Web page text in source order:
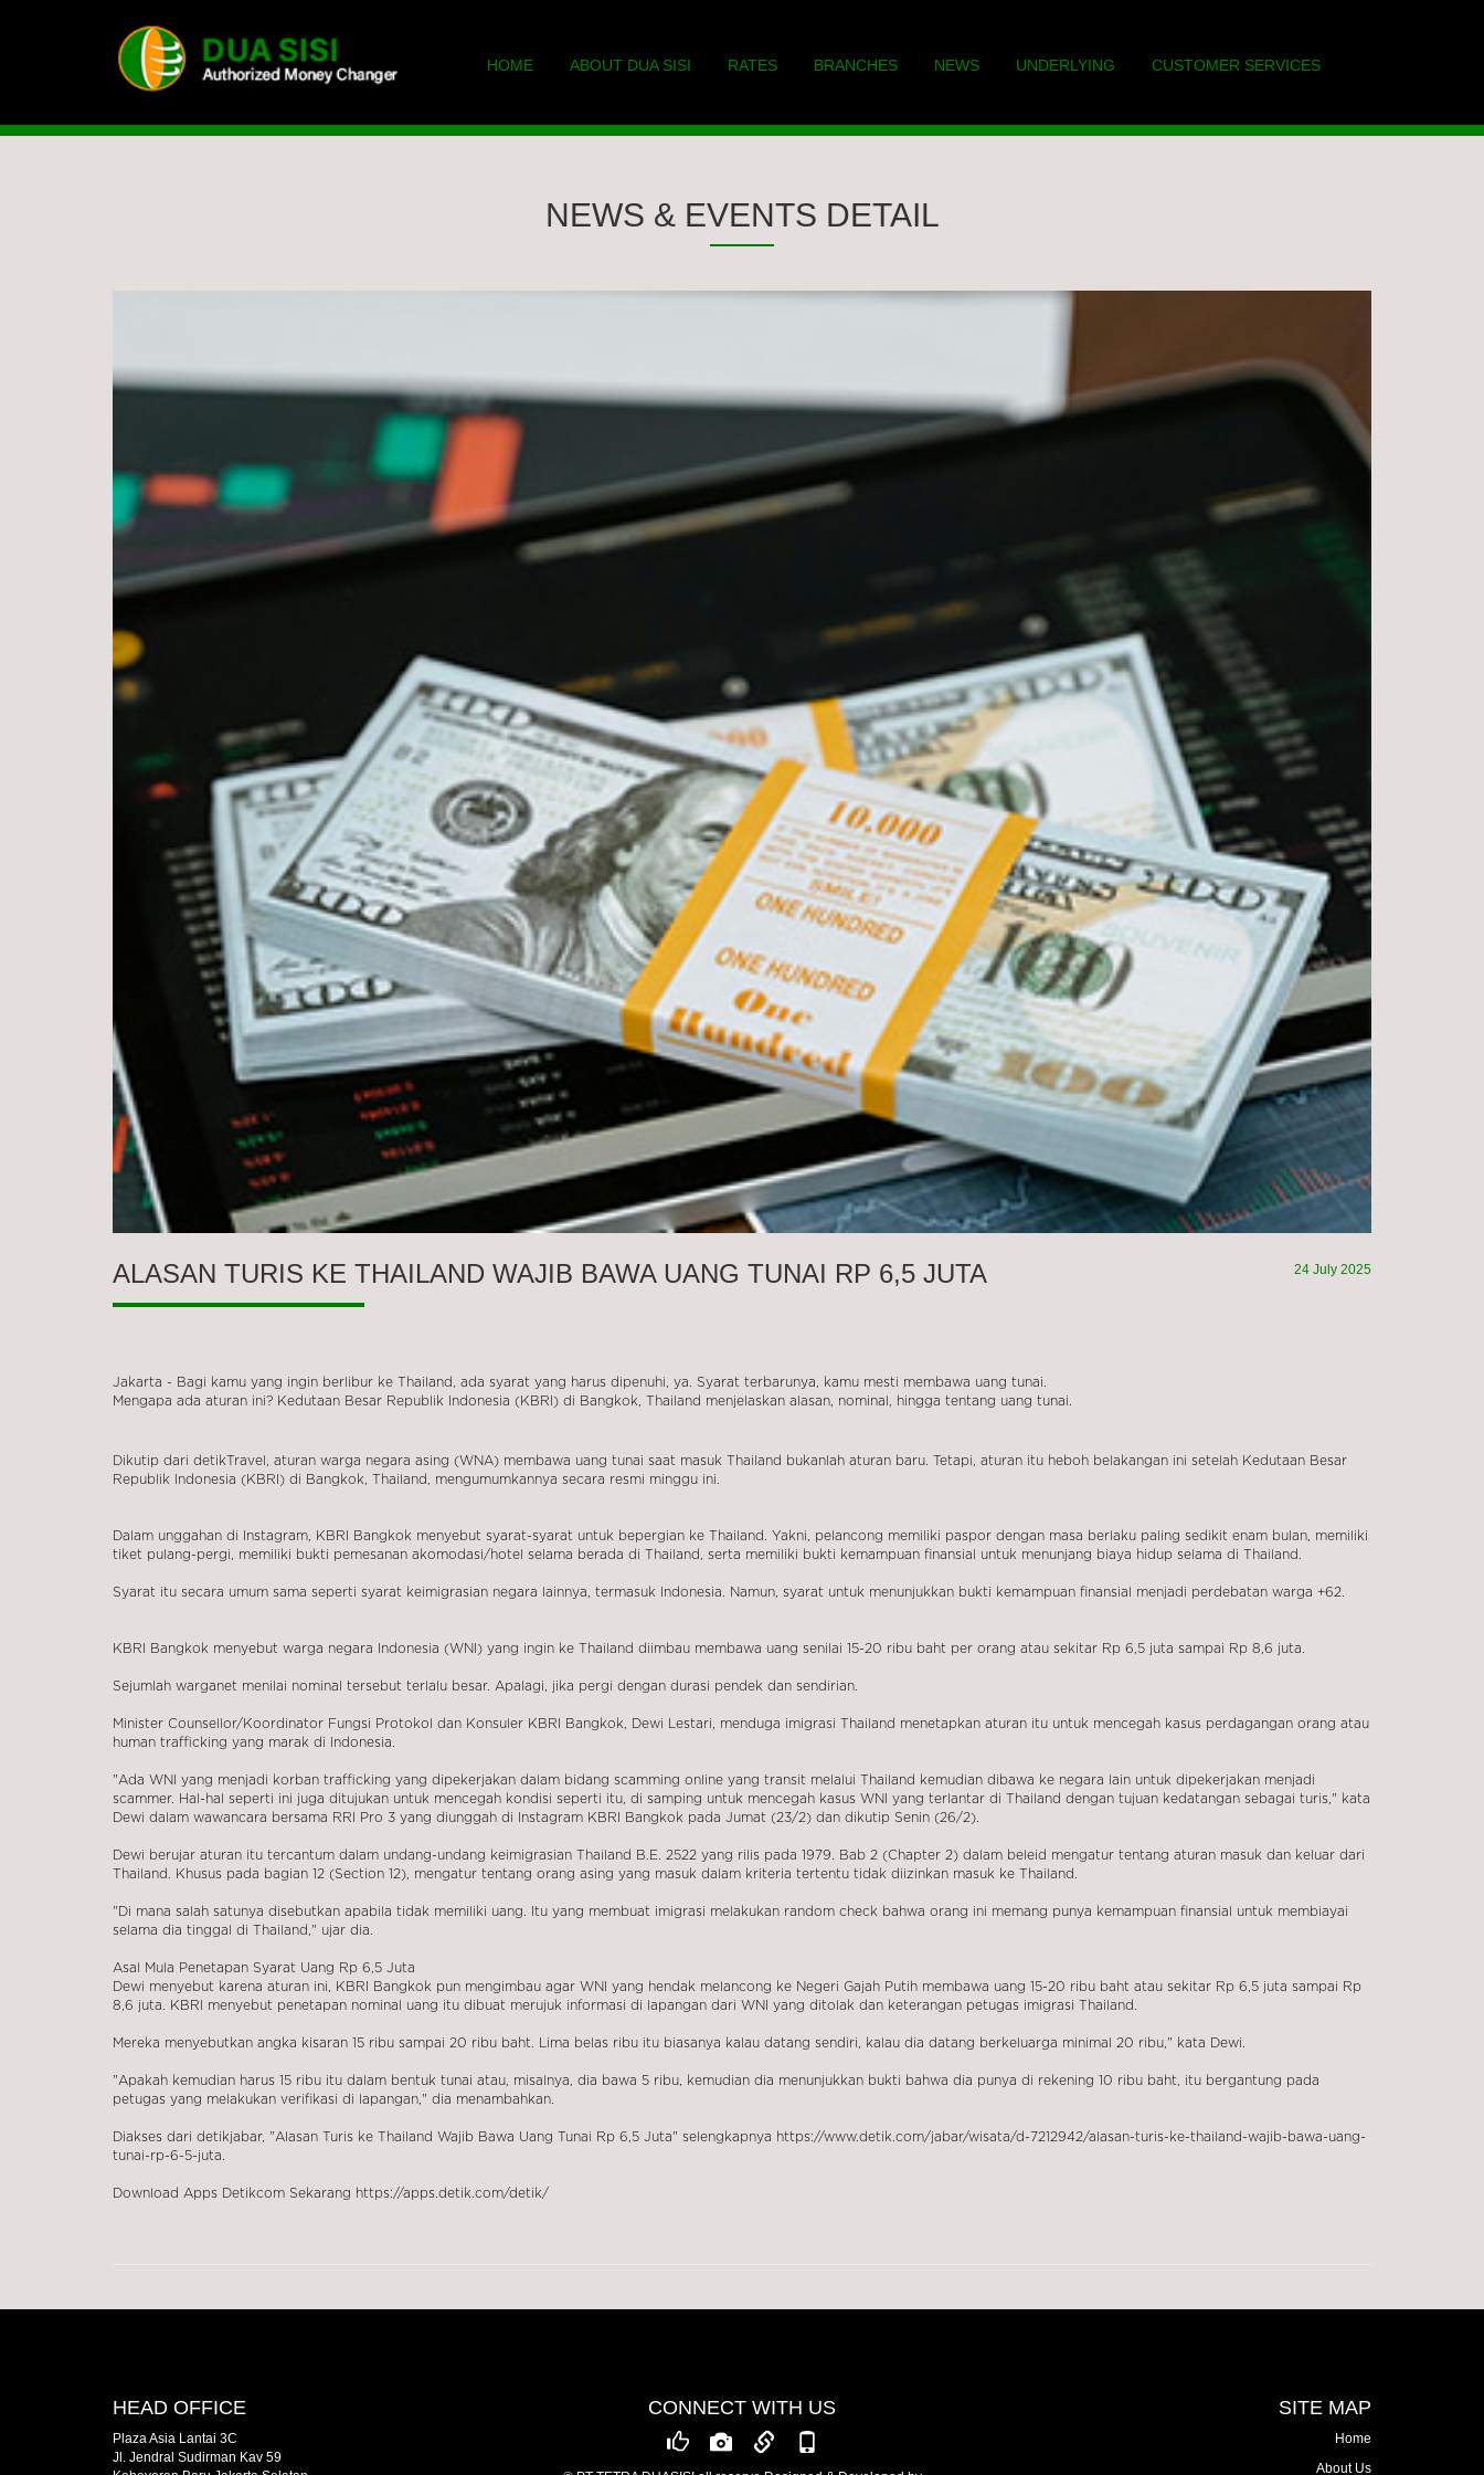
HOME ABOUT DUA SISI RATES BRANCHES NEWS UNDERLYING CUSTOMER SERVICES
NEWS & EVENTS DETAIL
24 July 2025
ALASAN TURIS KE THAILAND WAJIB BAWA UANG TUNAI RP 6,5 JUTA
Jakarta - Bagi kamu yang ingin berlibur ke Thailand, ada syarat yang harus dipenuhi, ya. Syarat terbarunya, kamu mesti membawa uang tunai.
Mengapa ada aturan ini? Kedutaan Besar Republik Indonesia (KBRI) di Bangkok, Thailand menjelaskan alasan, nominal, hingga tentang uang tunai.
Dikutip dari detikTravel, aturan warga negara asing (WNA) membawa uang tunai saat masuk Thailand bukanlah aturan baru. Tetapi, aturan itu heboh belakangan ini setelah Kedutaan Besar
Republik Indonesia (KBRI) di Bangkok, Thailand, mengumumkannya secara resmi minggu ini.
Dalam unggahan di Instagram, KBRI Bangkok menyebut syarat-syarat untuk bepergian ke Thailand. Yakni, pelancong memiliki paspor dengan masa berlaku paling sedikit enam bulan, memiliki
tiket pulang-pergi, memiliki bukti pemesanan akomodasi/hotel selama berada di Thailand, serta memiliki bukti kemampuan finansial untuk menunjang biaya hidup selama di Thailand.
Syarat itu secara umum sama seperti syarat keimigrasian negara lainnya, termasuk Indonesia. Namun, syarat untuk menunjukkan bukti kemampuan finansial menjadi perdebatan warga +62.
KBRI Bangkok menyebut warga negara Indonesia (WNI) yang ingin ke Thailand diimbau membawa uang senilai 15-20 ribu baht per orang atau sekitar Rp 6,5 juta sampai Rp 8,6 juta.
Sejumlah warganet menilai nominal tersebut terlalu besar. Apalagi, jika pergi dengan durasi pendek dan sendirian.
Minister Counsellor/Koordinator Fungsi Protokol dan Konsuler KBRI Bangkok, Dewi Lestari, menduga imigrasi Thailand menetapkan aturan itu untuk mencegah kasus perdagangan orang atau
human trafficking yang marak di Indonesia.
"Ada WNI yang menjadi korban trafficking yang dipekerjakan dalam bidang scamming online yang transit melalui Thailand kemudian dibawa ke negara lain untuk dipekerjakan menjadi
scammer. Hal-hal seperti ini juga ditujukan untuk mencegah kondisi seperti itu, di samping untuk mencegah kasus WNI yang terlantar di Thailand dengan tujuan kedatangan sebagai turis," kata
Dewi dalam wawancara bersama RRI Pro 3 yang diunggah di Instagram KBRI Bangkok pada Jumat (23/2) dan dikutip Senin (26/2).
Dewi berujar aturan itu tercantum dalam undang-undang keimigrasian Thailand B.E. 2522 yang rilis pada 1979. Bab 2 (Chapter 2) dalam beleid mengatur tentang aturan masuk dan keluar dari
Thailand. Khusus pada bagian 12 (Section 12), mengatur tentang orang asing yang masuk dalam kriteria tertentu tidak diizinkan masuk ke Thailand.
"Di mana salah satunya disebutkan apabila tidak memiliki uang. Itu yang membuat imigrasi melakukan random check bahwa orang ini memang punya kemampuan finansial untuk membiayai
selama dia tinggal di Thailand," ujar dia.
Asal Mula Penetapan Syarat Uang Rp 6,5 Juta
Dewi menyebut karena aturan ini, KBRI Bangkok pun mengimbau agar WNI yang hendak melancong ke Negeri Gajah Putih membawa uang 15-20 ribu baht atau sekitar Rp 6,5 juta sampai Rp
8,6 juta. KBRI menyebut penetapan nominal uang itu dibuat merujuk informasi di lapangan dari WNI yang ditolak dan keterangan petugas imigrasi Thailand.
Mereka menyebutkan angka kisaran 15 ribu sampai 20 ribu baht. Lima belas ribu itu biasanya kalau datang sendiri, kalau dia datang berkeluarga minimal 20 ribu," kata Dewi.
"Apakah kemudian harus 15 ribu itu dalam bentuk tunai atau, misalnya, dia bawa 5 ribu, kemudian dia menunjukkan bukti bahwa dia punya di rekening 10 ribu baht, itu bergantung pada
petugas yang melakukan verifikasi di lapangan," dia menambahkan.
Diakses dari detikjabar, "Alasan Turis ke Thailand Wajib Bawa Uang Tunai Rp 6,5 Juta" selengkapnya https://www.detik.com/jabar/wisata/d-7212942/alasan-turis-ke-thailand-wajib-bawa-uang-
tunai-rp-6-5-juta
Download Apps Detikcom Sekarang https://apps.detik.com/detik/
HEAD OFFICE
Plaza Asia Lantai 3C
Jl. Jendral Sudirman Kav 59
CONNECT WITH US SITE MAP
Home
About Us